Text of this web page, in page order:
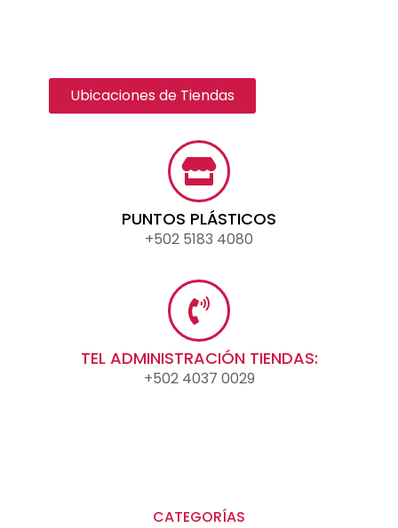
Ubicaciones de Tiendas
PUNTOS PLÁSTICOS
+502 5183 4080
TEL ADMINISTRACIÓN TIENDAS:
+502 4037 0029
CATEGORÍAS